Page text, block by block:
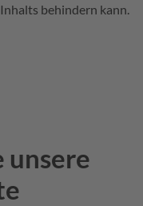
behindern kann.
unsere